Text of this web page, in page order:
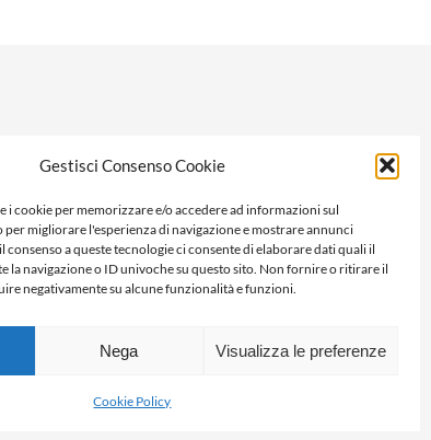
Gestisci Consenso Cookie
i cookie per memorizzare e/o accedere ad informazioni sul
per migliorare l'esperienza di navigazione e mostrare annunci
a queste tecnologie ci consente di elaborare dati quali il
la navigazione o ID univoche su questo sito. Non fornire o ritirare il
negativamente su alcune funzionalità e funzioni.
Nega Visualizza le preferenze
Cookie Policy